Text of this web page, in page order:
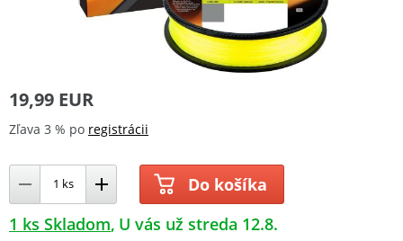
19,99 EUR
Zľava 3 % po registrácii
Do košíka
1 ks Skladom U vás už streda 12.8.